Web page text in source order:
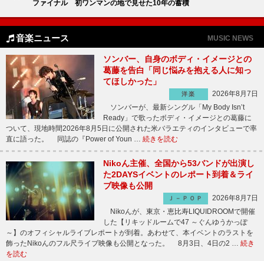
ファイナル 初ワンマンの地で見せた10年の蓄積
音楽ニュース MUSIC NEWS
ソンバー、自身のボディ・イメージとの
葛藤を告白「同じ悩みを抱える人に知っ
てほしかった」
洋楽
2026年8月7日
ソンバーが、最新シングル「My Body Isn’t
Ready」で歌ったボディ・イメージとの葛藤に
ついて、現地時間2026年8月5日に公開された米バラエティのインタビューで率
直に語った。 同誌の『Power of Youn … 続きを読む
Nikoん主催、全国から53バンドが出演し
た2DAYSイベントのレポート到着＆ライ
ブ映像も公開
Ｊ－ＰＯＰ
2026年8月7日
Nikoんが、東京・恵比寿LIQUIDROOMで開催
した【リキッドルームで47 ～ぐんゆうかっぽ
～】のオフィシャルライブレポートが到着。あわせて、本イベントのラストを
飾ったNikoんのフル尺ライブ映像も公開となった。 8月3日、4日の2 … 続き
を読む